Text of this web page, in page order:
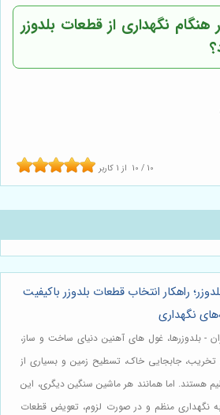
هنگام نگهداری از قطعات بلدوزر
10 / 10 از 1 کاربر
راهکار انتخاب قطعات بلدوزر باکیفیت
نگهداری
- بلدوزرها، غول های آهنین دنیای ساخت و ساز،
تخریب، جابجایی خاک، تسطیح زمین و بسیاری از
هستند. اما همانند هر ماشین سنگین دیگری، این
به نگهداری منظم و در صورت لزوم، تعویض قطعات